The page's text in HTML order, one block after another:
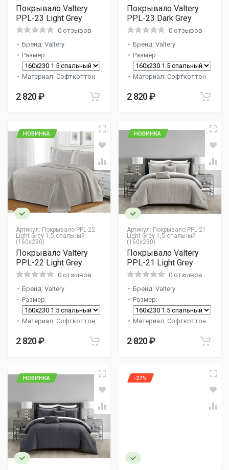
Покрывало Valtery
PPL-23 Light Grey
0 отзывов
Бренд: Valtery
Размер:
Материал: Софткоттон
2 820 ₽
Покрывало Valtery
PPL-23 Dark Grey
0 отзывов
Бренд: Valtery
Размер:
Материал: Софткоттон
2 820 ₽
Артикул: Покрывало PPL-22
Light Grey 1,5 спальный
(160x230)
НОВИНКА
Покрывало Valtery
PPL-22 Light Grey
0 отзывов
Бренд: Valtery
Размер:
Материал: Софткоттон
2 820 ₽
Артикул: Покрывало PPL-21
Light Grey 1,5 спальный
(160x230)
НОВИНКА
Покрывало Valtery
PPL-21 Light Grey
0 отзывов
Бренд: Valtery
Размер:
Материал: Софткоттон
2 820 ₽
НОВИНКА -27%